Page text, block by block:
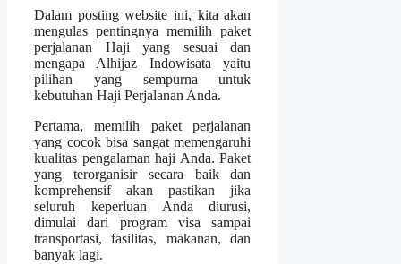
Dalam posting website ini, kita akan
mengulas pentingnya memilih paket
perjalanan Haji yang sesuai dan
mengapa Alhijaz Indowisata yaitu
pilihan yang sempurna untuk
kebutuhan Haji Perjalanan Anda.
Pertama, memilih paket perjalanan
yang cocok bisa sangat memengaruhi
kualitas pengalaman haji Anda. Paket
yang terorganisir secara baik dan
komprehensif akan pastikan jika
seluruh keperluan Anda diurusi,
dimulai dari program visa sampai
transportasi, fasilitas, makanan, dan
banyak lagi.